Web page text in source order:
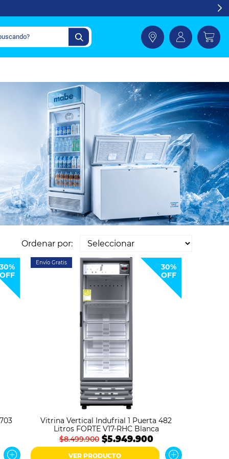
Ordenar por:
Envío Gratis
30%
OFF
Vitrina Vertical Indufrial 1 Puerta 482
Litros FORTE V17-RHC Blanca
$8.499.900 $5.949.900
VER PRODUCTO